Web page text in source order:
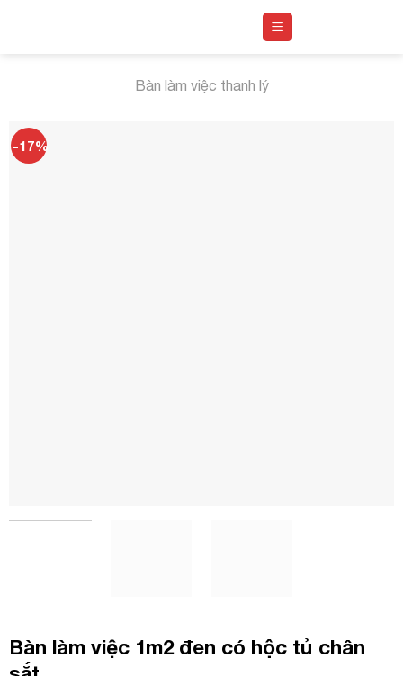
Bàn làm việc thanh lý
-17%
Bàn làm việc 1m2 đen có hộc tủ chân